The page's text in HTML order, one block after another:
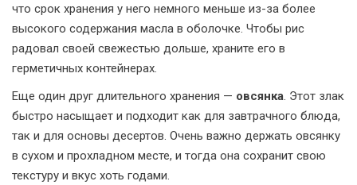
что срок хранения у него немного меньше из-за более
высокого содержания масла в оболочке. Чтобы рис
радовал своей свежестью дольше, храните его в
герметичных контейнерах.
Еще один друг длительного хранения — овсянка. Этот злак
быстро насыщает и подходит как для завтрачного блюда,
так и для основы десертов. Очень важно держать овсянку
в сухом и прохладном месте, и тогда она сохранит свою
текстуру и вкус хоть годами.